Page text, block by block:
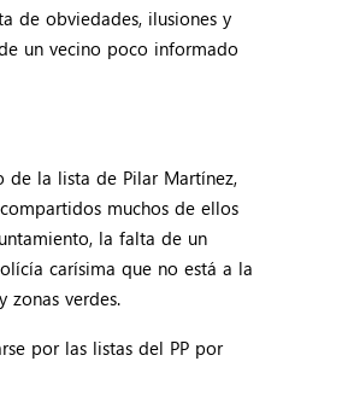
de obviedades, ilusiones y
un vecino poco informado
de la lista de Pilar Martínez,
muchos de ellos
la falta de un
carísima que no está a la
verdes.
por las listas del PP por